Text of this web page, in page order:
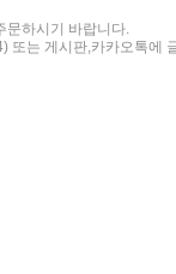
문하시기 바랍니다.
또는 게시판,카카오톡에